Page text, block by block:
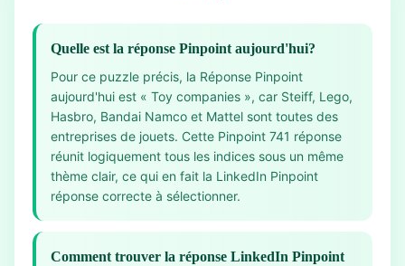
Quelle est la réponse Pinpoint aujourd'hui?
Pour ce puzzle précis, la Réponse Pinpoint
aujourd'hui est « Toy companies », car Steiff, Lego,
Hasbro, Bandai Namco et Mattel sont toutes des
entreprises de jouets. Cette Pinpoint 741 réponse
réunit logiquement tous les indices sous un même
thème clair, ce qui en fait la LinkedIn Pinpoint
réponse correcte à sélectionner.
Comment trouver la réponse LinkedIn Pinpoint